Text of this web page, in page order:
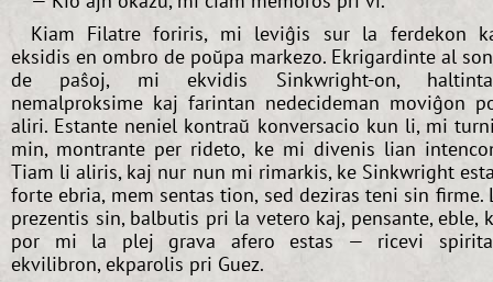
Kiam Filatre foriris, mi leviĝis sur la ferdekon
eksidis en ombro de poŭpa markezo. Ekrigardinte al
de paŝoj, mi ekvidis Sinkwright-on,
nemalproksime kaj farintan nedecideman moviĝon
aliri. Estante neniel kontraŭ konversacio kun li, mi
min, montrante per rideto, ke mi divenis lian
Tiam li aliris, kaj nur nun mi rimarkis, ke Sinkwright
forte ebria, mem sentas tion, sed deziras teni sin firme.
prezentis sin, balbutis pri la vetero kaj, pensante, eble,
por mi la plej grava afero estas — ricevi
ekvilibron, ekparolis pri Guez.